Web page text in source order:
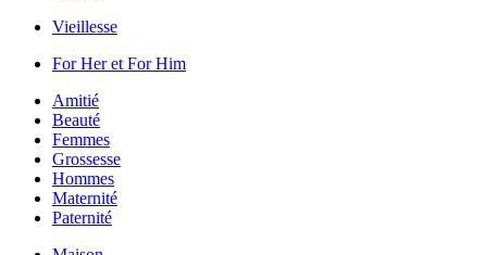
Vieillesse
For Her et For Him
Amitié
Beauté
Femmes
Grossesse
Hommes
Maternité
Paternité